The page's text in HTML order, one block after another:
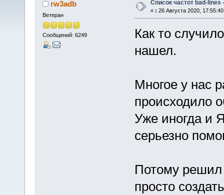
rw3adb
Ветеран
Сообщений: 6249
Список частот bad-lines
« : 26 Августа 2020,
Как то
нашел.
Многое у нас
происходило
Уже иногда и
серьезно
Потому решил
просто